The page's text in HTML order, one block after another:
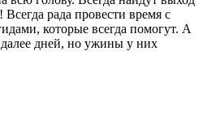
рада провести время с
которые всегда помогут. А
далее дней, но ужины у них